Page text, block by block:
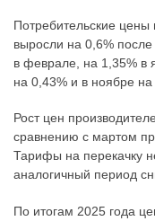
Потребительские цены
выросли на 0,6%
в феврале, на 1,35% в
на 0,43% и в ноябре на
Рост цен
сравнению с мартом
Тарифы на перекачку
аналогичный период
По итогам 2025 года